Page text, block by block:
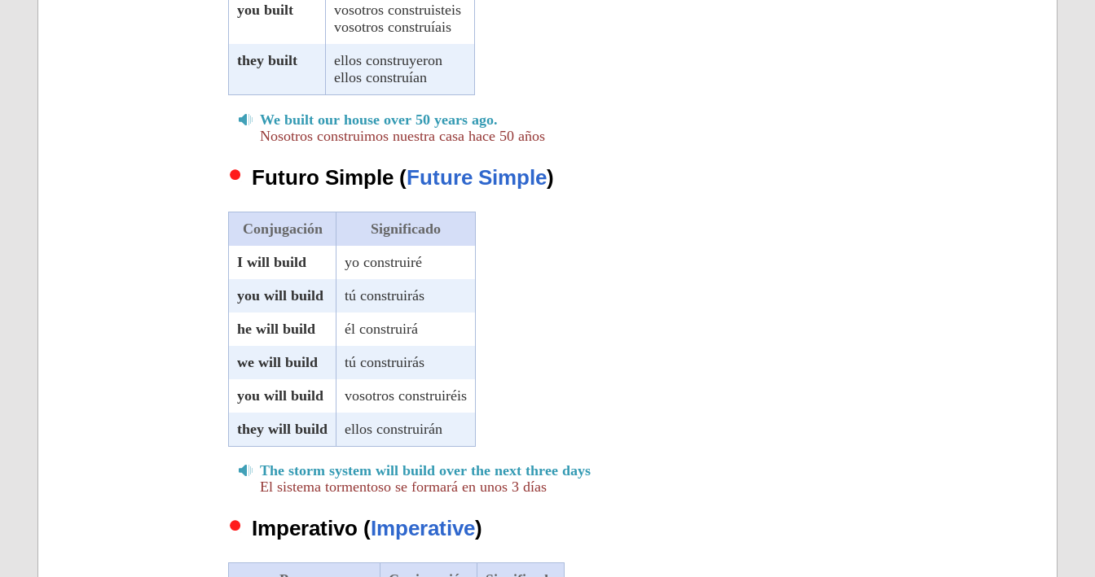
you built
vosotros construisteis
vosotros construíais
they built
ellos construyeron
ellos construían
We built our house over 50 years ago.
Nosotros construimos nuestra casa hace 50 años
Futuro Simple (Future Simple)
Conjugación Significado
I will build yo construiré
you will build tú construirás
he will build él construirá
we will build tú construirás
you will build vosotros construiréis
they will build ellos construirán
The storm system will build over the next three days
El sistema tormentoso se formará en unos 3 días
Imperativo (Imperative)